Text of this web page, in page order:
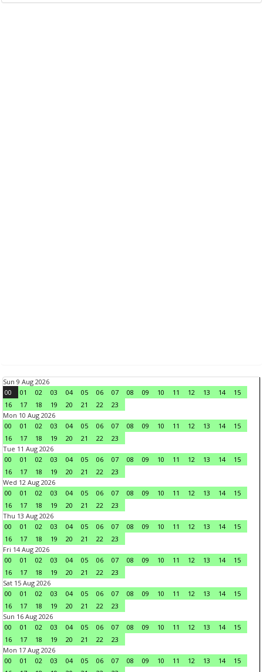
Sun 9 Aug 2026
00
01 02 03 04 05 06 07 08 09 10 11 12 13 14
15
16
17 18 19 20 21 22
23
Mon 10 Aug 2026
00
01 02 03 04 05 06 07 08 09 10 11 12 13 14
15
16
17 18 19 20 21 22
23
Tue 11 Aug 2026
00
01 02 03 04 05 06 07 08 09 10 11 12 13 14
15
16
17 18 19 20 21 22
23
Wed 12 Aug 2026
00
01 02 03 04 05 06 07 08 09 10 11 12 13 14
15
16
17 18 19 20 21 22
23
Thu 13 Aug 2026
00
01 02 03 04 05 06 07 08 09 10 11 12 13 14
15
16
17 18 19 20 21 22
23
Fri 14 Aug 2026
00
01 02 03 04 05 06 07 08 09 10 11 12 13 14
15
16
17 18 19 20 21 22
23
Sat 15 Aug 2026
00
01 02 03 04 05 06 07 08 09 10 11 12 13 14
15
16
17 18 19 20 21 22
23
Sun 16 Aug 2026
00
01 02 03 04 05 06 07 08 09 10 11 12 13 14
15
16
17 18 19 20 21 22
23
Mon 17 Aug 2026
00
01 02 03 04 05 06 07 08 09 10 11 12 13 14
15